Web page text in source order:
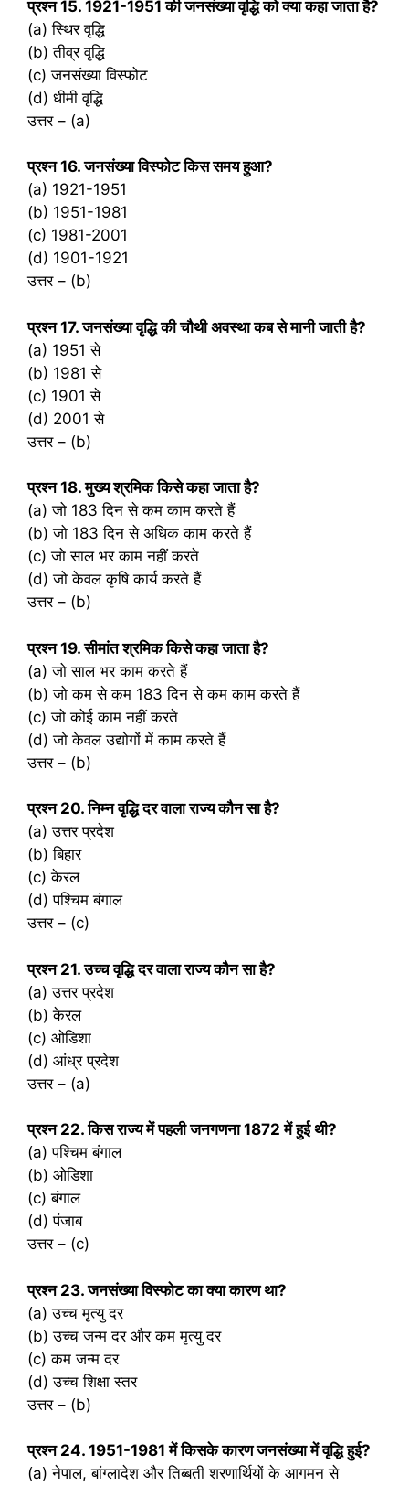
प्रश्‍न 15. 1921-1951 की जनसंख्या वृद्धि को क्या कहा जाता है?
(a) स्थिर वृद्धि
(b) तीव्र वृद्धि
(c) जनसंख्या विस्फोट
(d) धीमी वृद्धि
उत्तर – (a)
प्रश्‍न 16. जनसंख्या विस्फोट किस समय हुआ?
(a) 1921-1951
(b) 1951-1981
(c) 1981-2001
(d) 1901-1921
उत्तर – (b)
प्रश्‍न 17. जनसंख्या वृद्धि की चौथी अवस्था कब से मानी जाती है?
(a) 1951 से
(b) 1981 से
(c) 1901 से
(d) 2001 से
उत्तर – (b)
प्रश्‍न 18. मुख्य श्रमिक किसे कहा जाता है?
(a) जो 183 दिन से कम काम करते हैं
(b) जो 183 दिन से अधिक काम करते हैं
(c) जो साल भर काम नहीं करते
(d) जो केवल कृषि कार्य करते हैं
उत्तर – (b)
प्रश्‍न 19. सीमांत श्रमिक किसे कहा जाता है?
(a) जो साल भर काम करते हैं
(b) जो कम से कम 183 दिन से कम काम करते हैं
(c) जो कोई काम नहीं करते
(d) जो केवल उद्योगों में काम करते हैं
उत्तर – (b)
प्रश्‍न 20. निम्न वृद्धि दर वाला राज्य कौन सा है?
(a) उत्तर प्रदेश
(b) बिहार
(c) केरल
(d) पश्चिम बंगाल
उत्तर – (c)
प्रश्‍न 21. उच्च वृद्धि दर वाला राज्य कौन सा है?
(a) उत्तर प्रदेश
(b) केरल
(c) ओडिशा
(d) आंध्र प्रदेश
उत्तर – (a)
प्रश्‍न 22. किस राज्य में पहली जनगणना 1872 में हुई थी?
(a) पश्चिम बंगाल
(b) ओडिशा
(c) बंगाल
(d) पंजाब
उत्तर – (c)
प्रश्‍न 23. जनसंख्या विस्फोट का क्या कारण था?
(a) उच्च मृत्यु दर
(b) उच्च जन्म दर और कम मृत्यु दर
(c) कम जन्म दर
(d) उच्च शिक्षा स्तर
उत्तर – (b)
प्रश्‍न 24. 1951-1981 में किसके कारण जनसंख्या में वृद्धि हुई?
(a) नेपाल, बांग्लादेश और तिब्बती शरणार्थियों के आगमन से